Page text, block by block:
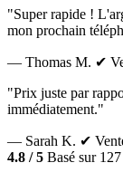
"Super rapide !
mon prochain
— Thomas M. ✔
"Prix juste par
immédiatement."
— Sarah K. ✔
4.8 / 5 Basé sur